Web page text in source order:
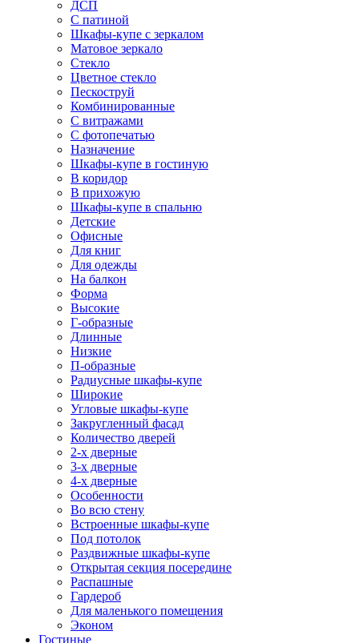
ДСП
С патиной
Шкафы-купе с зеркалом
Матовое зеркало
Стекло
Цветное стекло
Пескоструй
Комбинированные
С витражами
С фотопечатью
Назначение
Шкафы-купе в гостиную
В коридор
В прихожую
Шкафы-купе в спальню
Детские
Офисные
Для книг
Для одежды
На балкон
Форма
Высокие
Г-образные
Длинные
Низкие
П-образные
Радиусные шкафы-купе
Широкие
Угловые шкафы-купе
Закругленный фасад
Количество дверей
2-х дверные
3-х дверные
4-х дверные
Особенности
Во всю стену
Встроенные шкафы-купе
Под потолок
Раздвижные шкафы-купе
Открытая секция посередине
Распашные
Гардероб
Для маленького помещения
Эконом
Гостиные